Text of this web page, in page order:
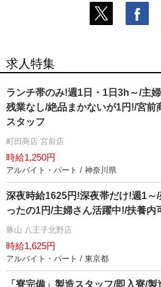
求人特集
ランチ帯のみ!週1日・1日3h～/主
残業なし/絶品まかないが1円!/宮前
スタッフ
町田商店 宮前店
時給1,250円
アルバイト・パート / 神奈川県
深夜時給1625円!深夜帯だけ!週1～
ったの1円/主婦さん活躍中!/扶養内
豚山 八王子北野店
時給1,625円
アルバイト・パート / 東京都
「寮完備」製造スタッフ/即入寮/